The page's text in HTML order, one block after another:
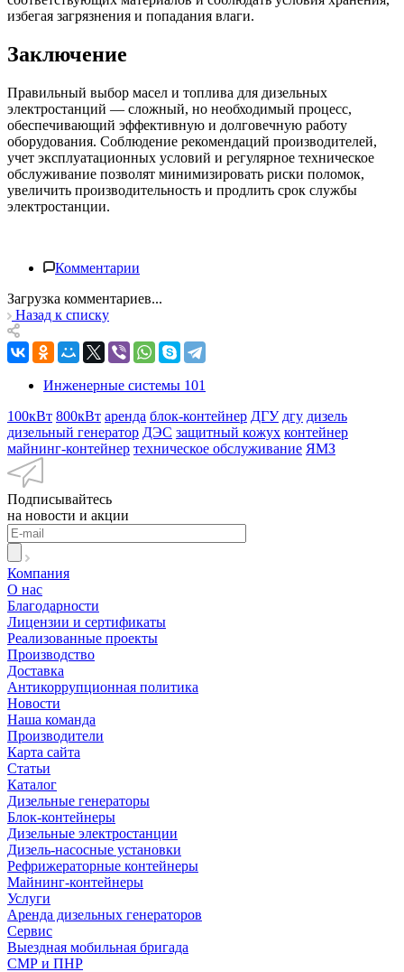
избегая загрязнения и попадания влаги.
Заключение
Правильный выбор масел и топлива для дизельных
электростанций — сложный, но необходимый процесс,
обеспечивающий эффективную и долговечную работу
оборудования. Соблюдение рекомендаций производителей,
учет эксплуатационных условий и регулярное техническое
обслуживание позволят минимизировать риски поломок,
увеличить производительность и продлить срок службы
электростанции.
Комментарии
Загрузка комментариев...
Назад к списку
Инженерные системы 101
100кВт 800кВт аренда блок-контейнер ДГУ дгу дизель
дизельный генератор ДЭС защитный кожух контейнер
майнинг-контейнер техническое обслуживание ЯМЗ
Подписывайтесь
на новости и акции
Компания
О нас
Благодарности
Лицензии и сертификаты
Реализованные проекты
Производство
Доставка
Антикоррупционная политика
Новости
Наша команда
Производители
Карта сайта
Статьи
Каталог
Дизельные генераторы
Блок-контейнеры
Дизельные электростанции
Дизель-насосные установки
Рефрижераторные контейнеры
Майнинг-контейнеры
Услуги
Аренда дизельных генераторов
Сервис
Выездная мобильная бригада
СМР и ПНР